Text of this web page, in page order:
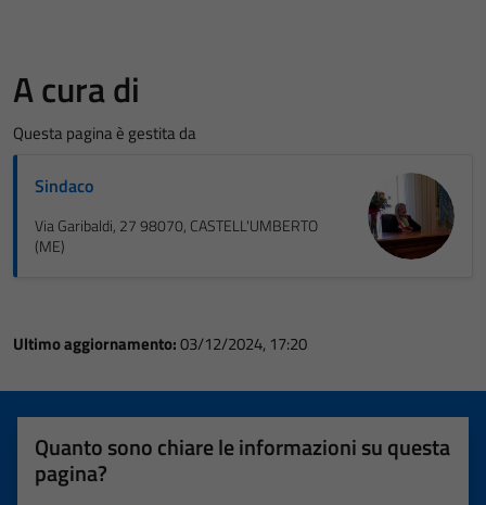
A cura di
Questa pagina è gestita da
Sindaco
Via Garibaldi, 27 98070, CASTELL'UMBERTO
(ME)
Ultimo aggiornamento:03/12/2024, 17:20
Quanto sono chiare le informazioni su questa
pagina?